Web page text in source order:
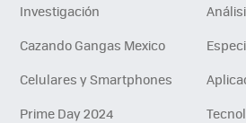
Investigación
Cazando Gangas Mexico
Celulares y Smartphones
Prime Day 2024